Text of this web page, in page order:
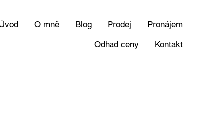
Úvod O mně Blog Prodej
Pronájem
Odhad ceny
Kontakt